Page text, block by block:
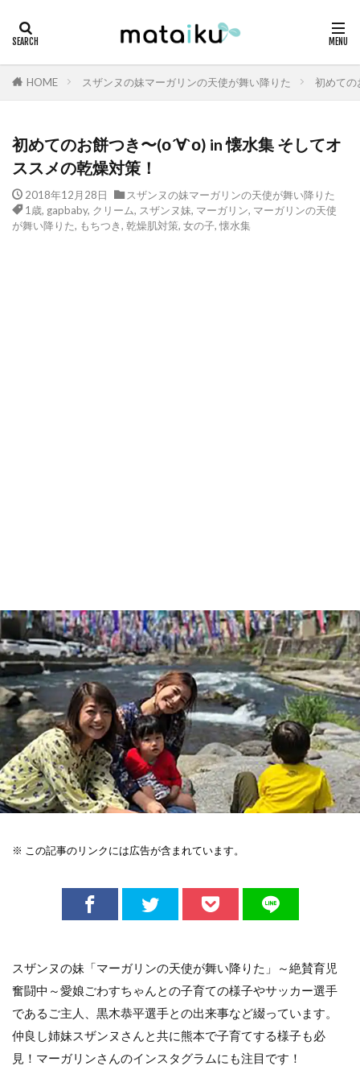
HOME スザンヌの妹マーガリンの天使が舞い降りた 初めての
初めてのお餅つき〜(о´∀`о) in 懐水集 そしてオ
ススメの乾燥対策！
2018年12月28日
スザンヌの妹マーガリンの天使が舞い降りた
1歳, gapbaby, クリーム, スザンヌ妹, マーガリン, マーガリンの天使
が舞い降りた, もちつき, 乾燥肌対策, 女の子, 懐水集
※ この記事のリンクには広告が含まれています。
スザンヌの妹「マーガリンの天使が舞い降りた」～絶賛育児
奮闘中～愛娘ごわすちゃんとの子育ての様子やサッカー選手
であるご主人、黒木恭平選手との出来事など綴っています。
仲良し姉妹スザンヌさんと共に熊本で子育てする様子も必
見！マーガリンさんのインスタグラムにも注目です！